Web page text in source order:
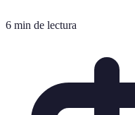
6 min de lectura